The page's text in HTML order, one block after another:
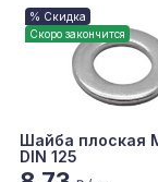
% Скидка
Скоро закончится
Шайба плоская
DIN 125